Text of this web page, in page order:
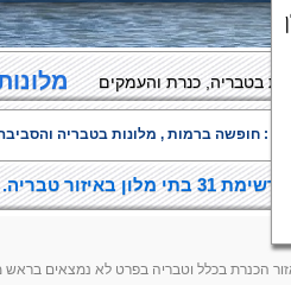
בטבריה, כנרת והעמקים
: חופשה ברמות , מלונות בטבריה
באיזור טבריה.
הכנרת בכלל וטבריה בפרט לא נמצאים